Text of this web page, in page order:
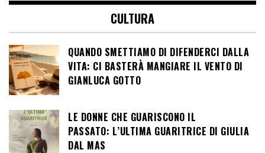
CULTURA
QUANDO SMETTIAMO DI DIFENDERCI DALLA
VITA: CI BASTERÀ MANGIARE IL VENTO DI
GIANLUCA GOTTO
LE DONNE CHE GUARISCONO IL
PASSATO: L’ULTIMA GUARITRICE DI GIULIA
DAL MAS